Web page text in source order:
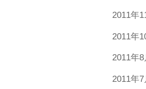
2011年
2011年
2011年8
2011年7